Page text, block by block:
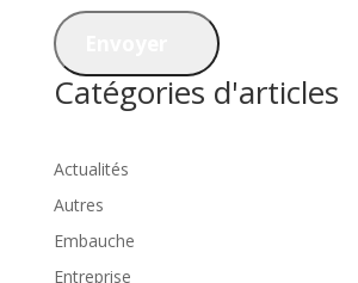
Catégories d'articles
Actualités
Autres
Embauche
Entreprise